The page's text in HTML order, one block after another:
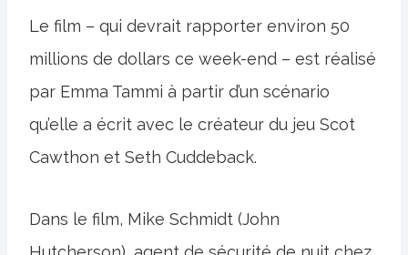
Le film – qui devrait rapporter environ 50
millions de dollars ce week-end – est réalisé
par Emma Tammi à partir d’un scénario
qu’elle a écrit avec le créateur du jeu Scot
Cawthon et Seth Cuddeback.
Dans le film, Mike Schmidt (John